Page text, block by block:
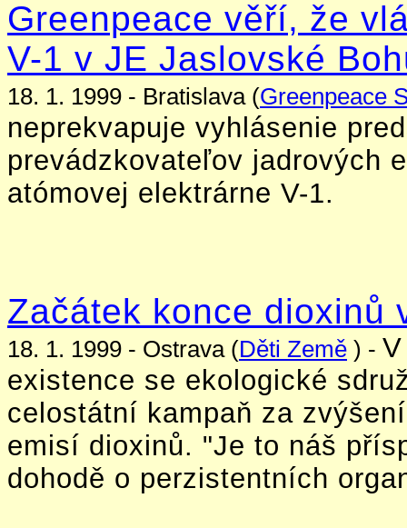
Greenpeace věří, že
V-1 v JE Jaslovské
18. 1. 1999 - Bratislava (Greenpeace
neprekvapuje vyhlásenie
prevádzkovateľov jadrových
atómovej elektrárne V-1.
Začátek konce dioxinů
18. 1. 1999 - Ostrava (Děti Země ) -
existence se ekologické
celostátní kampaň za
emisí dioxinů. "Je to náš
dohodě o perzistentních